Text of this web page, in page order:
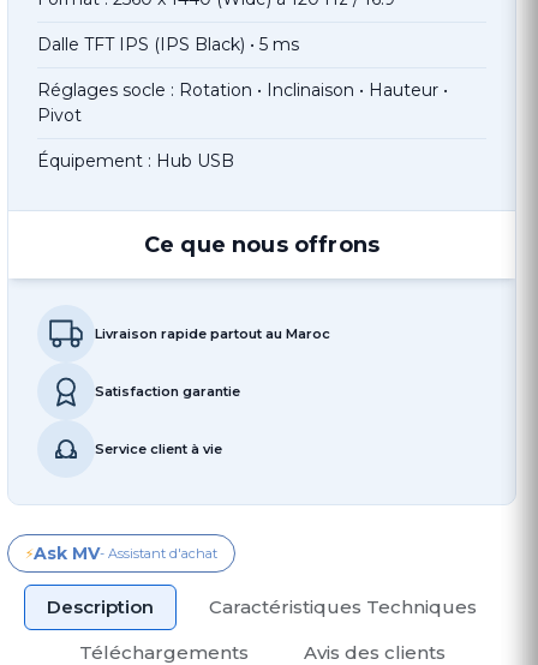
Dalle TFT IPS (IPS Black) • 5 ms
Réglages socle : Rotation • Inclinaison • Hauteur •
Pivot
Équipement : Hub USB
Ce que nous offrons
Livraison rapide partout au Maroc
Satisfaction garantie
Service client à vie
⚡Ask MV- Assistant d'achat
Description
Caractéristiques Techniques
Téléchargements
Avis des clients